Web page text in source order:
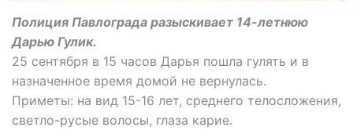
Полиция Павлограда разыскивает 14-летнюю
Дарью Гулик.
25 сентября в 15 часов Дарья пошла гулять и в
назначенное время домой не вернулась.
Приметы: на вид 15-16 лет, среднего телосложения,
светло-русые волосы, глаза карие.